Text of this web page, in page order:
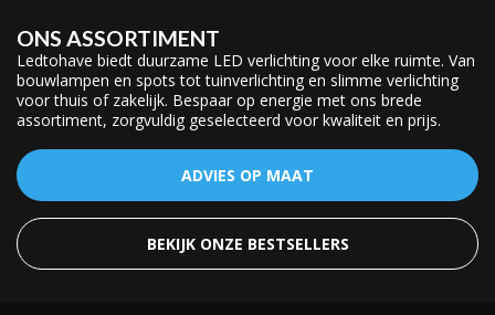
ONS ASSORTIMENT
Ledtohave biedt duurzame LED verlichting voor elke ruimte. Van
bouwlampen en spots tot tuinverlichting en slimme verlichting
voor thuis of zakelijk. Bespaar op energie met ons brede
assortiment, zorgvuldig geselecteerd voor kwaliteit en prijs.
ADVIES OP MAAT
BEKIJK ONZE BESTSELLERS